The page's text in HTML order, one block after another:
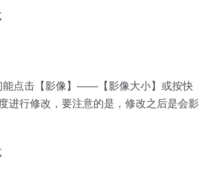
能点击【影像】——【影像大小】或按快
进行修改，要注意的是，修改之后是会影